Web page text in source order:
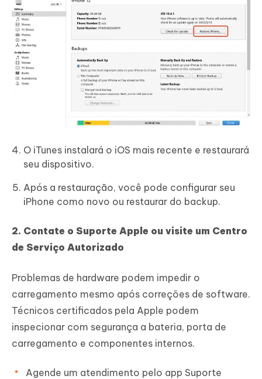
O iTunes instalará o iOS mais recente e restaurará
seu dispositivo.
Após a restauração, você pode configurar seu
iPhone como novo ou restaurar do backup.
2. Contate o Suporte Apple ou visite um Centro
de Serviço Autorizado
Problemas de hardware podem impedir o
carregamento mesmo após correções de software.
Técnicos certificados pela Apple podem
inspecionar com segurança a bateria, porta de
carregamento e componentes internos.
Agende um atendimento pelo app Suporte